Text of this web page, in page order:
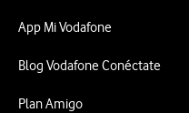
App Mi Vodafone
Blog Vodafone Conéctate
Plan Amigo